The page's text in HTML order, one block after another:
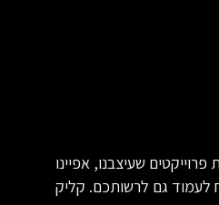
ומאות פרוייקטים שעיצבנו, אפיינו
לעמוד גם לרשותכם. קליק